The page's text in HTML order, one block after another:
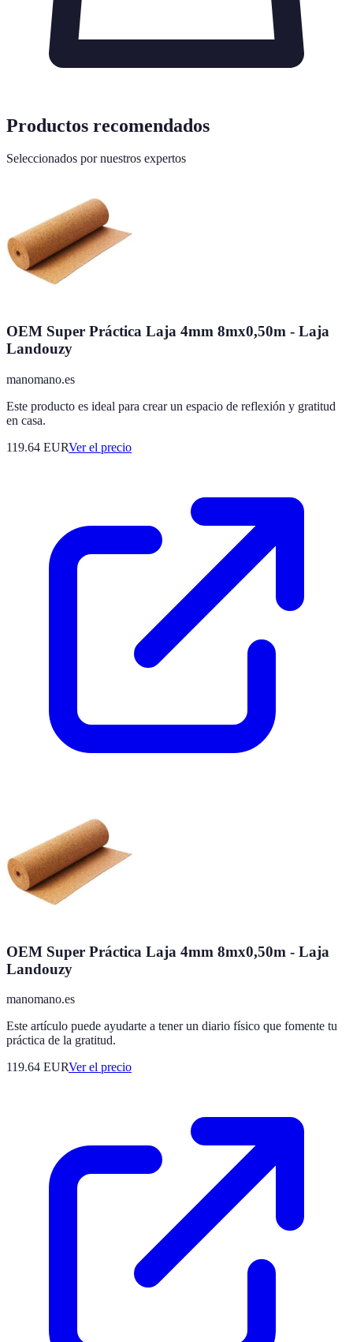
Productos recomendados
Seleccionados por nuestros expertos
OEM Super Práctica Laja 4mm 8mx0,50m - Laja
Landouzy
manomano.es
Este producto es ideal para crear un espacio de reflexión y gratitud
en casa.
119.64 EURVer el precio
OEM Super Práctica Laja 4mm 8mx0,50m - Laja
Landouzy
manomano.es
Este artículo puede ayudarte a tener un diario físico que fomente tu
práctica de la gratitud.
119.64 EURVer el precio